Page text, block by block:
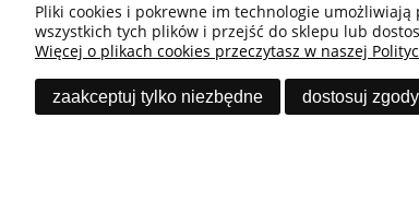
Promocje
Regulamin
Polityka prywatności
Zwroty i reklamacje
Pliki cookies i pokrewne im technologie
wszystkich tych plików i przejść do sklepu lub
Więcej o plikach cookies przeczytasz w naszej
zaakceptuj tylko niezbędne dostosuj zgody